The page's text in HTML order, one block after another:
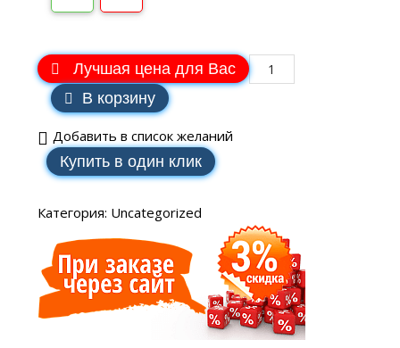
Лучшая цена для Вас
В корзину
Добавить в список желаний
Купить в один клик
Категория: Uncategorized